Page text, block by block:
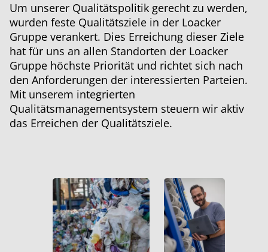
Um unserer Qualitätspolitik gerecht zu werden,
wurden feste Qualitätsziele in der Loacker
Gruppe verankert. Dies Erreichung dieser Ziele
hat für uns an allen Standorten der Loacker
Gruppe höchste Priorität und richtet sich nach
den Anforderungen der interessierten Parteien.
Mit unserem integrierten
Qualitätsmanagementsystem steuern wir aktiv
das Erreichen der Qualitätsziele.